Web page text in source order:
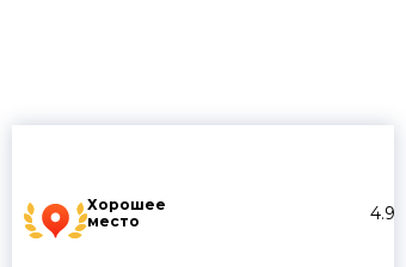
Хорошее
место
4.9